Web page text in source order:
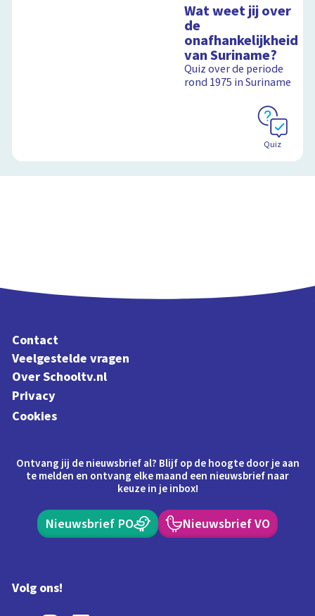
Wat weet jij over
de
onafhankelijkheid
van Suriname?
Quiz over de periode
rond 1975 in Suriname
Quiz
Contact
Veelgestelde vragen
Over Schooltv.nl
Privacy
Cookies
Ontvang jij de nieuwsbrief al? Blijf op de hoogte door je aan
te melden en ontvang elke maand een nieuwsbrief naar
keuze in je inbox!
Nieuwsbrief PO Nieuwsbrief VO
Volg ons!